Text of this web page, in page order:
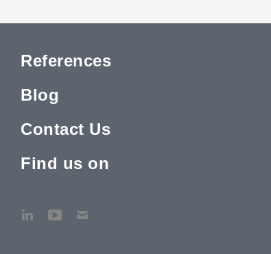
References
Blog
Contact Us
Find us on